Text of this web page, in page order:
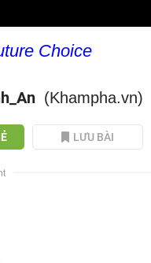
Choice
(Khampha.vn)
LƯU BÀI